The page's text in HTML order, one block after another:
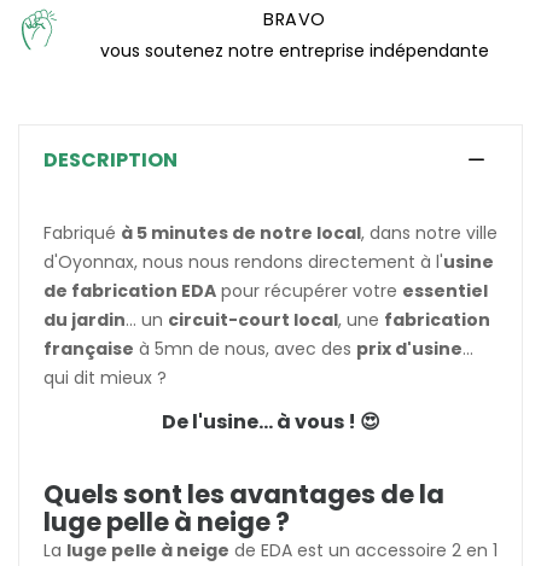
BRAVO
vous soutenez notre entreprise indépendante
DESCRIPTION
Fabriqué à 5 minutes de notre local, dans notre ville
d'Oyonnax, nous nous rendons directement à l'usine
de fabrication EDA pour récupérer votre essentiel
du jardin... un circuit-court local, une fabrication
française à 5mn de nous, avec des prix d'usine...
qui dit mieux ?
De l'usine... à vous ! 😍
Quels sont les avantages de la
luge pelle à neige ?
La luge pelle à neige de EDA est un accessoire 2 en 1